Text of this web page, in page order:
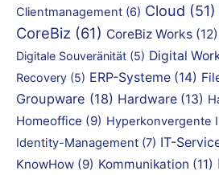
Clientmanagement (6) Cloud (51)
CoreBiz (61) CoreBiz Works (12)
Digitale Souveränität (5) Digital
Recovery (5) ERP-Systeme (14)
Groupware (18) Hardware (13)
Homeoffice (9) Hyperkonvergente
Identity-Management (7) IT-
KnowHow (9) Kommunikation (11)